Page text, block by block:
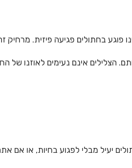
פוגע בחתולים פגיעה פיזית.
הצלילים אינם נעימים לאוזנו של
יעיל מבלי לפגוע בחיות, או אם